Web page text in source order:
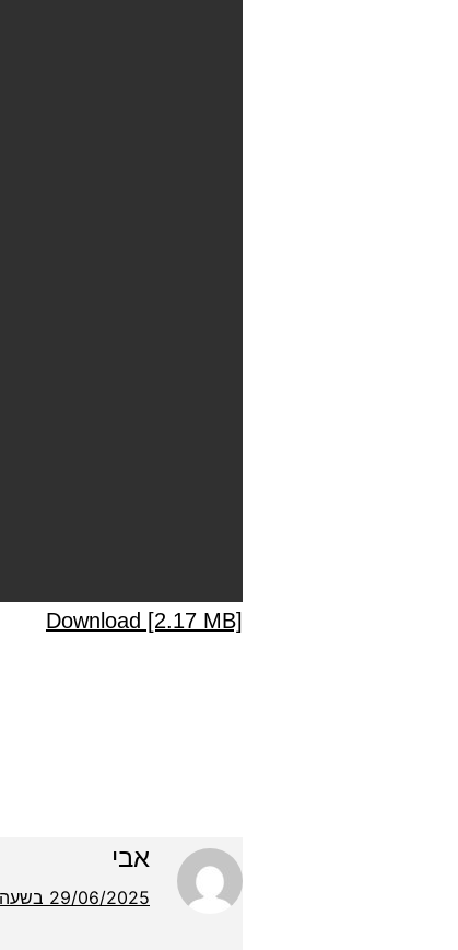
Download [2.17 MB]
אבי
29/06/2025 בשעה 2:40 am